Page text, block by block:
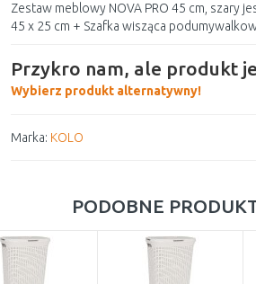
Zestaw meblowy NOVA PRO 45 cm, szary
45 x 25 cm + Szafka wisząca
Przykro nam, ale produkt
Wybierz produkt alternatywny!
Marka: KOLO
PODOBNE